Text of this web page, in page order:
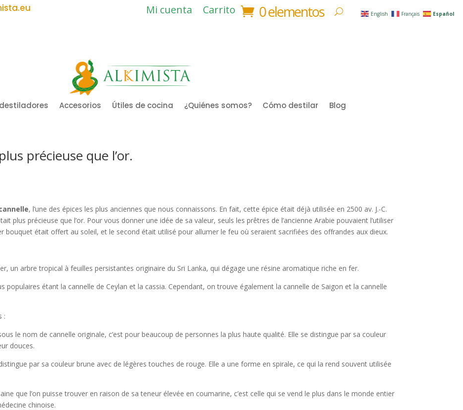
Mi cuenta Carrito 0 elementos
Accesorios Útiles de cocina ¿Quiénes somos? Cómo destilar Blog
précieuse que l’or.
, l’une des épices les plus anciennes que nous connaissons. En fait, cette épice était déjà utilisée en 2500 av. J.-C.
plus précieuse que l’or. Pour vous donner une idée de sa valeur, seuls les prêtres de l’ancienne Arabie pouvaient l’utiliser
bouquet était offert au soleil, et le second était utilisé pour allumer le feu où seraient sacrifiées des offrandes aux dieux.
un arbre tropical à feuilles persistantes originaire du Sri Lanka, qui dégage une résine aromatique riche en fer.
populaires étant la cannelle de Ceylan et la cassia. Cependant, on trouve également la cannelle de Saigon et la cannelle
:
le nom de cannelle originale, c’est pour beaucoup de personnes la plus haute qualité. Elle se distingue par sa couleur
douces.
par sa couleur brune avec de légères touches de rouge. Elle a une forme en spirale, ce qui la rend souvent utilisée
que l’on puisse trouver en raison de sa teneur élevée en coumarine, c’est celle qui se vend le plus dans le monde entier
chinoise.
English Français Español